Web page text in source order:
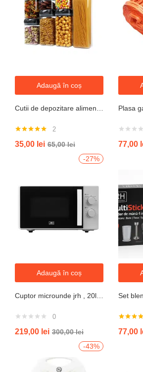
Adaugă în coș
5.00din 5
2
35,00 lei 65,00lei 77,00
-27%
Adaugă în coș
0
219,00 lei 300,00lei
5.00din
77,00
-43%